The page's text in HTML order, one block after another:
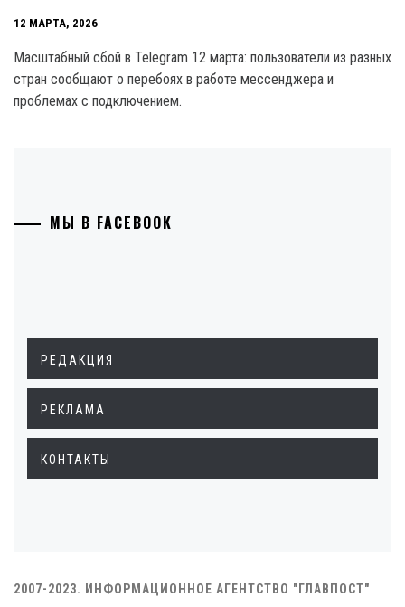
12 МАРТА, 2026
Масштабный сбой в Telegram 12 марта: пользователи из разных
стран сообщают о перебоях в работе мессенджера и
проблемах с подключением.
МЫ В FACEBOOK
РЕДАКЦИЯ
РЕКЛАМА
КОНТАКТЫ
2007-2023. ИНФОРМАЦИОННОЕ АГЕНТСТВО "ГЛАВПОСТ"